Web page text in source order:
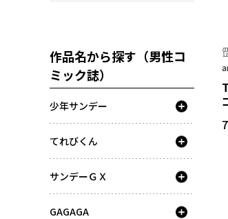
作品名から探す（男性コ
ミック誌）
少年サンデー
てれびくん
サンデーＧＸ
GAGAGA